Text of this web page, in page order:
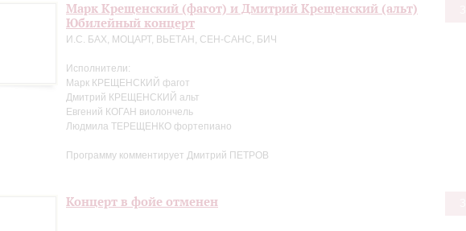
Марк Крещенский (фагот) и Дмитрий Крещенский (альт)
Юбилейный концерт
И.С. БАХ, МОЦАРТ, ВЬЕТАН, СЕН-САНС, БИЧ
Исполнители:
Марк КРЕЩЕНСКИЙ фагот
Дмитрий КРЕЩЕНСКИЙ альт
Евгений КОГАН виолончель
Людмила ТЕРЕЩЕНКО фортепиано
Программу комментирует Дмитрий ПЕТРОВ
Концерт в фойе отменен